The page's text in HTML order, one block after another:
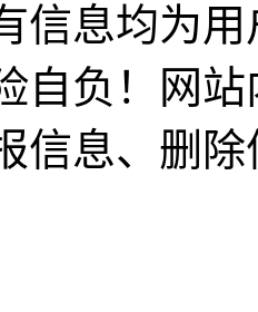
信息均为
自负！网
信息、删